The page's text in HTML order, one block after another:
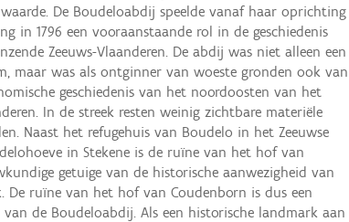
De Boudeloabdij speelde vanaf haar oprichting
in 1796 een vooraanstaande rol in de geschiedenis
Zeeuws-Vlaanderen. De abdij was niet alleen een
maar was als ontginner van woeste gronden ook van
geschiedenis van het noordoosten van het
In de streek resten weinig zichtbare materiële
Naast het refugehuis van Boudelo in het Zeeuwse
in Stekene is de ruïne van het hof van
getuige van de historische aanwezigheid van
De ruïne van het hof van Coudenborn is dus een
de Boudeloabdij. Als een historische landmark aan